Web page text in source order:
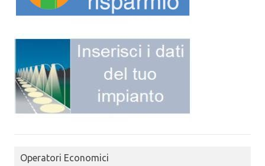
Operatori Economici